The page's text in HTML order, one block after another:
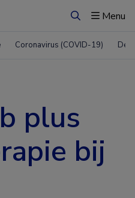
ZoekenMenu
Coronavirus (COVID-19)
plus
bij